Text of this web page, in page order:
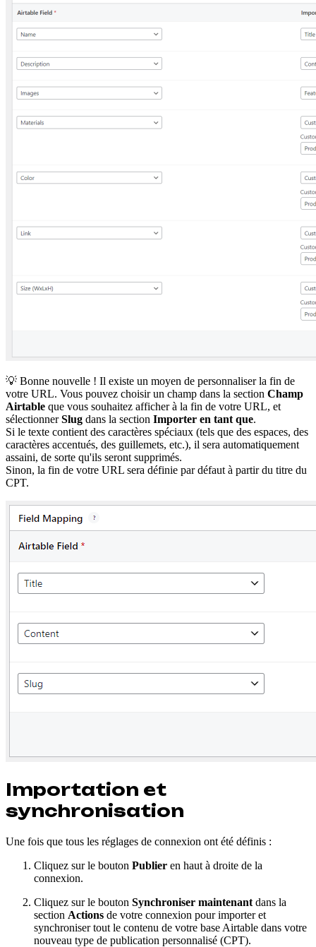
💡 Bonne nouvelle ! Il existe un moyen de personnaliser la fin de
votre URL. Vous pouvez choisir un champ dans la section Champ
Airtable que vous souhaitez afficher à la fin de votre URL, et
sélectionnerSlug dans la section Importer en tant que.
Si le texte contient des caractères spéciaux (tels que des espaces, des
caractères accentués, des guillemets, etc.), il sera automatiquement
assaini, de sorte qu'ils seront supprimés.
Sinon, la fin de votre URL sera définie par défaut à partir du titre du
CPT.
Importation et
synchronisation
Une fois que tous les réglages de connexion ont été définis :
Cliquez sur le bouton Publier en haut à droite de la
connexion.
Cliquez sur le bouton Synchroniser maintenant dans la
section Actions de votre connexion pour importer et
synchroniser tout le contenu de votre base Airtable dans votre
nouveau type de publication personnalisé (CPT).